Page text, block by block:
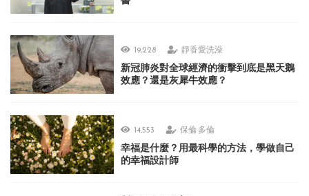
19,228 靜香愛洗澡
新冠肺炎對全球經濟的衝擊到底是黑天鵝
效應？還是灰犀牛效應？
14,553 保倫·多倫
幸福是什麼？用最科學的方法，學做自己
的幸福設計師